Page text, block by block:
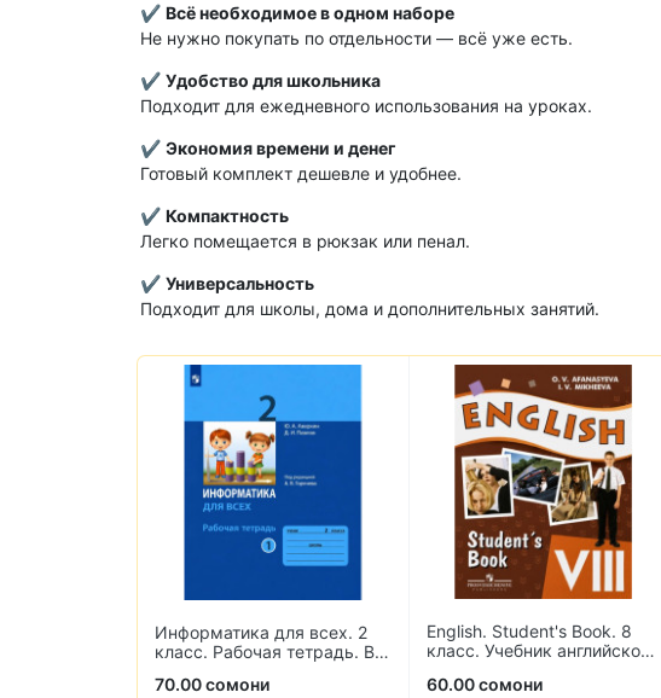
✔ Всё необходимое в одном наборе
Не нужно покупать по отдельности — всё уже есть.
✔ Удобство для школьника
Подходит для ежедневного использования на уроках.
✔ Экономия времени и денег
Готовый комплект дешевле и удобнее.
✔ Компактность
Легко помещается в рюкзак или пенал.
✔ Универсальность
Подходит для школы, дома и дополнительных занятий.
Информатика для всех. 2
класс. Рабочая тетрадь. В
70.00 сомони
English. Student's Book. 8
класс. Учебник английского
60.00 сомони